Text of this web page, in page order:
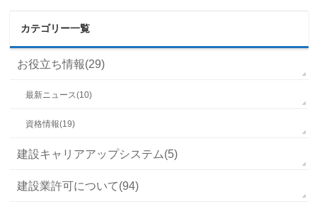
カテゴリー一覧
お役立ち情報(29)
最新ニュース(10)
資格情報(19)
建設キャリアアップシステム(5)
建設業許可について(94)